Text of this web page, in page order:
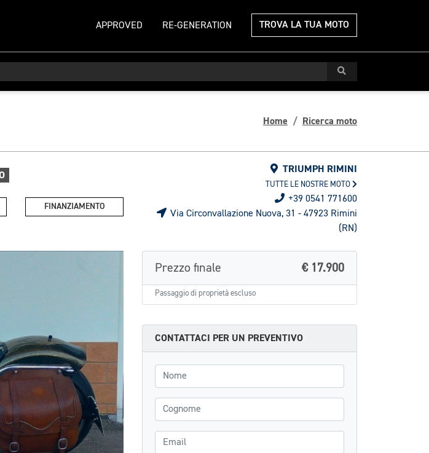
APPROVED RE-GENERATION TROVA LA TUA MOTO
Home Ricerca moto
FINANZIAMENTO
TRIUMPH RIMINI
TUTTE LE NOSTRE MOTO
+39 0541 771600
Via Circonvallazione Nuova, 31 - 47923 Rimini
(RN)
Prezzo finale € 17.900
Passaggio di proprietà escluso
CONTATTACI PER UN PREVENTIVO
Nome
Cognome
Email